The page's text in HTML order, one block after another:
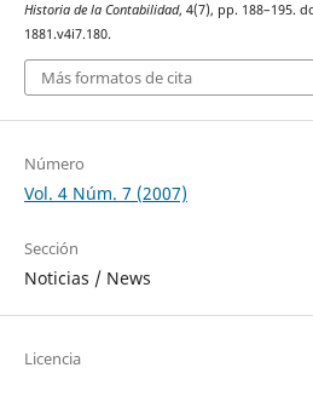
Historia de la Contabilidad, 4(7), pp. 188–195.
1881.v4i7.180.
Más formatos de cita
Número
Vol. 4 Núm. 7 (2007)
Sección
Noticias / News
Licencia